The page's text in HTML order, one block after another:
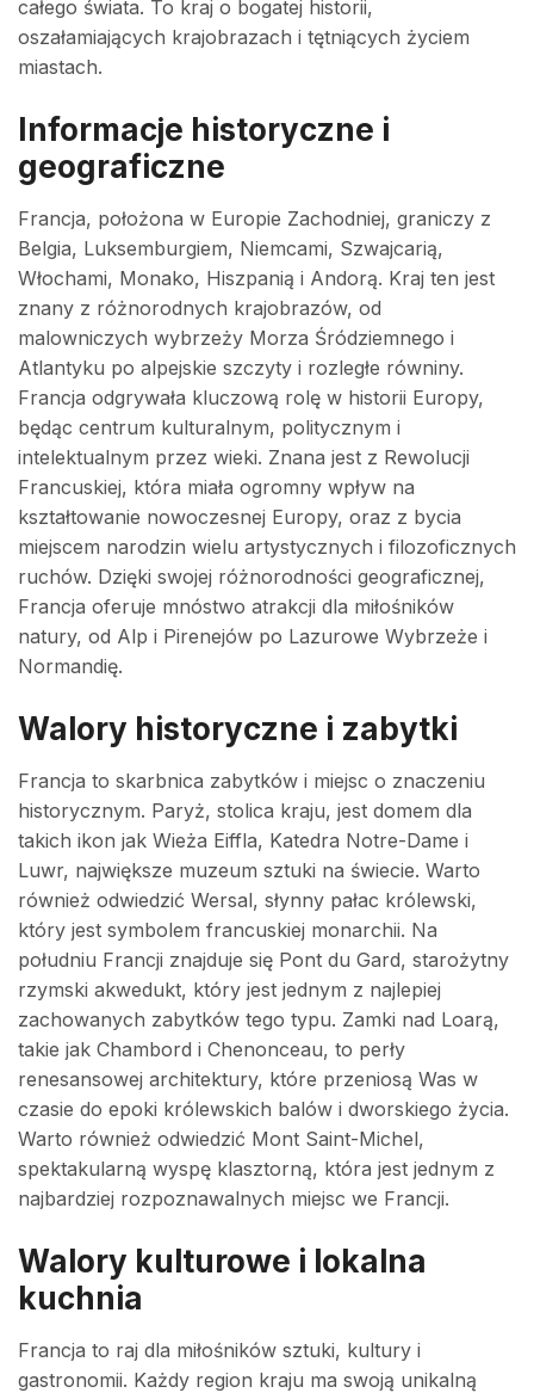
całego świata. To kraj o bogatej historii,
oszałamiających krajobrazach i tętniących życiem
miastach.
Informacje historyczne i
geograficzne
Francja, położona w Europie Zachodniej, graniczy z
Belgia, Luksemburgiem, Niemcami, Szwajcarią,
Włochami, Monako, Hiszpanią i Andorą. Kraj ten jest
znany z różnorodnych krajobrazów, od
malowniczych wybrzeży Morza Śródziemnego i
Atlantyku po alpejskie szczyty i rozległe równiny.
Francja odgrywała kluczową rolę w historii Europy,
będąc centrum kulturalnym, politycznym i
intelektualnym przez wieki. Znana jest z Rewolucji
Francuskiej, która miała ogromny wpływ na
kształtowanie nowoczesnej Europy, oraz z bycia
miejscem narodzin wielu artystycznych i filozoficznych
ruchów. Dzięki swojej różnorodności geograficznej,
Francja oferuje mnóstwo atrakcji dla miłośników
natury, od Alp i Pirenejów po Lazurowe Wybrzeże i
Normandię.
Walory historyczne i zabytki
Francja to skarbnica zabytków i miejsc o znaczeniu
historycznym. Paryż, stolica kraju, jest domem dla
takich ikon jak Wieża Eiffla, Katedra Notre-Dame i
Luwr, największe muzeum sztuki na świecie. Warto
również odwiedzić Wersal, słynny pałac królewski,
który jest symbolem francuskiej monarchii. Na
południu Francji znajduje się Pont du Gard, starożytny
rzymski akwedukt, który jest jednym z najlepiej
zachowanych zabytków tego typu. Zamki nad Loarą,
takie jak Chambord i Chenonceau, to perły
renesansowej architektury, które przeniosą Was w
czasie do epoki królewskich balów i dworskiego życia.
Warto również odwiedzić Mont Saint-Michel,
spektakularną wyspę klasztorną, która jest jednym z
najbardziej rozpoznawalnych miejsc we Francji.
Walory kulturowe i lokalna
kuchnia
Francja to raj dla miłośników sztuki, kultury i
gastronomii. Każdy region kraju ma swoją unikalną